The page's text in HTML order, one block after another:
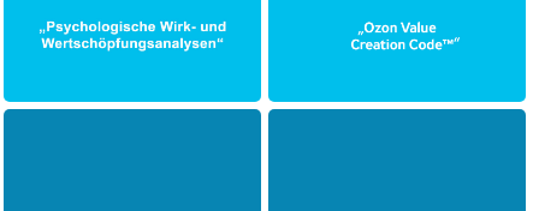
Wertschöpfungsanalyse
Ihres aktuellen
„OZON VALUE CREATION
CODE ™“